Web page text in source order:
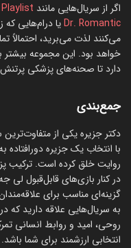
اگر از سریال‌هایی مانند
Dr. Romanticیا درام‌هایی
می‌کنند لذت می‌برید، احتمالاً
خواهد بود. این مجموعه
دارد تا صحنه‌های پزشکی
جمع‌بندی
با انتخاب یک جزیره دورافتاده
روایت خلق کرده است. ترکیب
در کنار بازی‌های قابل‌قبول
گزینه‌ای مناسب برای
به سریال‌هایی علاقه دارید که
روحی، امید و روابط انسانی
انتخابی ارزشمند برای شما باشد.